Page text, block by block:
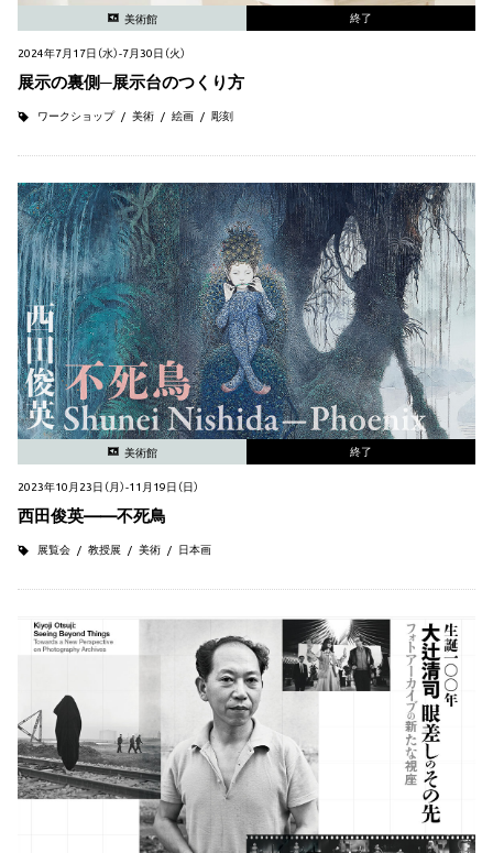
美術館 終了
2024年7月17日（水）-7月30日（火）
展示の裏側─展示台のつくり方
ワークショップ 美術 絵画 彫刻
美術館 終了
2023年10月23日（月）-11月19日（日）
西田俊英——不死鳥
展覧会 教授展 美術 日本画